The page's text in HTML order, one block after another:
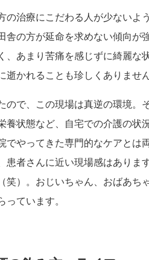
の治療にこだわる人が少ないよ
舎の方が延命を求めない傾向が
、あまり苦痛を感じずに綺麗な
かれることも珍しくありません
ので、この現場は真逆の環境。
状態など、自宅での介護の状
でやってきた専門的なケアとは
患者さんに近い現場感はありま
笑）。おじいちゃん、おばあち
っています。